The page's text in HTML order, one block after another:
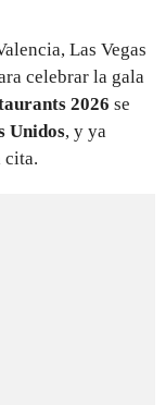
Las Vegas
celebrar la gala
2026 se
Unidos, y ya
cita.